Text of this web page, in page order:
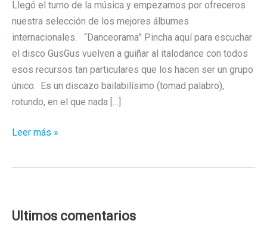
Llegó el turno de la música y empezamos por ofreceros
nuestra selección de los mejores álbumes
internacionales. “Danceorama” Pincha aquí para escuchar
el disco GusGus vuelven a guiñar al italodance con todos
esos recursos tan particulares que los hacen ser un grupo
único. Es un discazo bailabilísimo (tomad palabro),
rotundo, en el que nada […]
Los
2023
Leer más »
Ultimos comentarios